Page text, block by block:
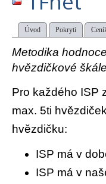
Úvod Pokrytí
Metodika
hvězdičkové
Pro každého ISP
max. 5ti
hvězdičku:
ISP má v
ISP má v